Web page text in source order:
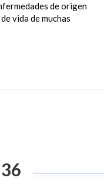
de origen
vida de muchas